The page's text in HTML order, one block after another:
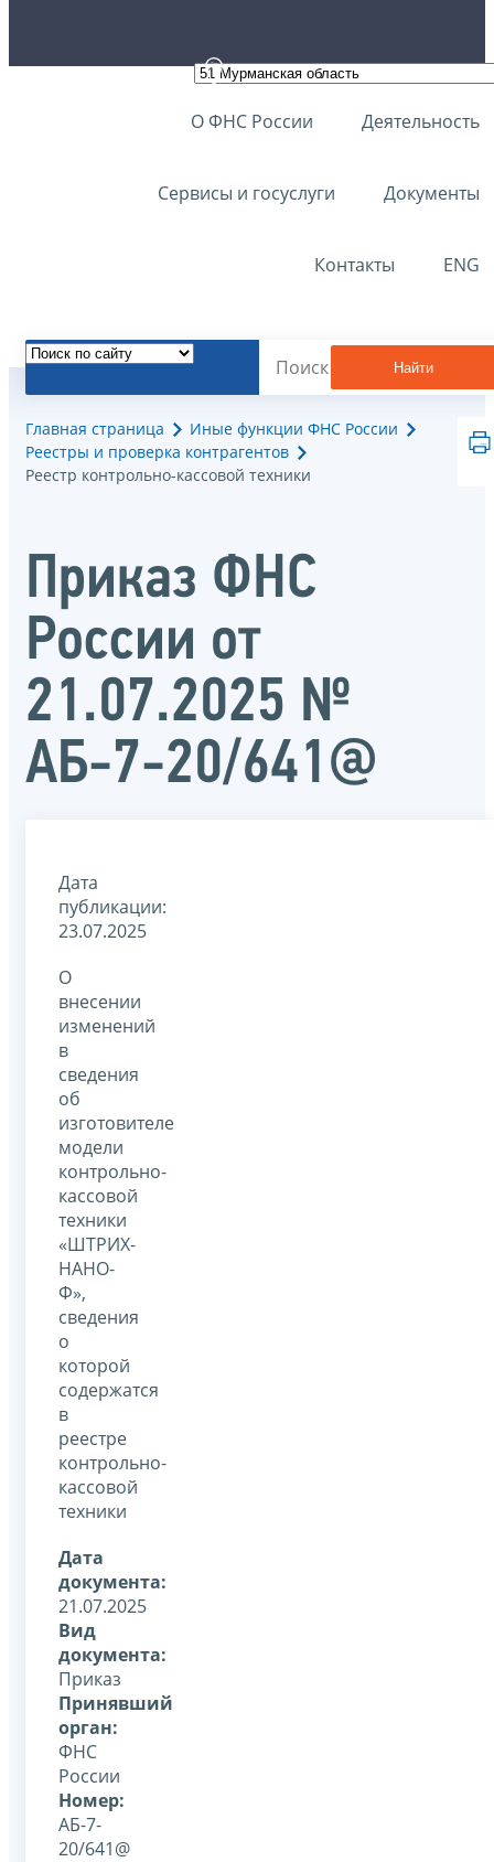
О ФНС России Деятельность
Сервисы и госуслуги Документы
Контакты ENG
Найти
Главная страница
Иные функции ФНС России
Реестры и проверка контрагентов
Реестр контрольно-кассовой техники
Приказ ФНС
России от
21.07.2025 №
АБ-7-20/641@
Дата
публикации:
23.07.2025
О
внесении
изменений
в
сведения
об
изготовителе
модели
контрольно-
кассовой
техники
«ШТРИХ-
НАНО-
Ф»,
сведения
о
которой
содержатся
в
реестре
контрольно-
кассовой
техники
Дата
документа:
21.07.2025
Вид
документа:
Приказ
Принявший
орган:
ФНС
России
Номер:
АБ-7-
20/641@